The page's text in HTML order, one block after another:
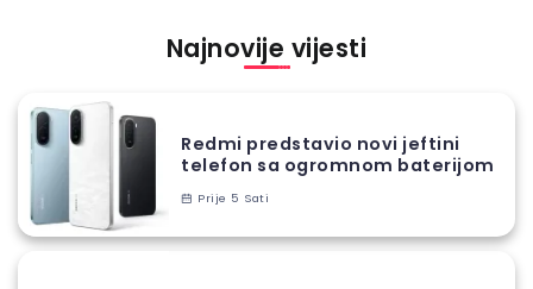
Najnovije vijesti
Redmi predstavio novi jeftini
telefon sa ogromnom baterijom
Prije 5 Sati